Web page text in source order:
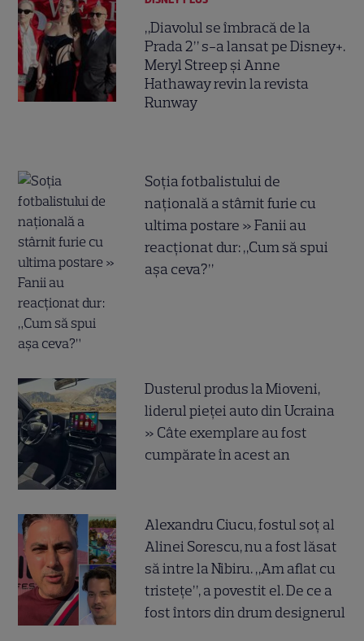
„Diavolul se îmbracă de la
Prada 2” s-a lansat pe Disney+.
Meryl Streep și Anne
Hathaway revin la revista
Runway
Soția fotbalistului de
națională a stârnit furie cu
ultima postare » Fanii au
reacționat dur: „Cum să spui
așa ceva?”
Dusterul produs la Mioveni,
liderul pieței auto din Ucraina
» Câte exemplare au fost
cumpărate în acest an
Alexandru Ciucu, fostul soț al
Alinei Sorescu, nu a fost lăsat
să intre la Nibiru. „Am aflat cu
tristețe”, a povestit el. De ce a
fost întors din drum designerul